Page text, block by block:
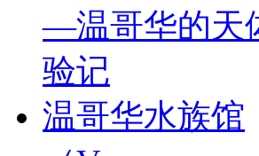
—温哥华的天
验记
温哥华水族馆